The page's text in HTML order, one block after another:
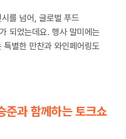
를 넘어, 글로벌 푸드
되었는데요. 행사 말미에는
별한 만찬과 와인페어링도
준과 함께하는 토크쇼